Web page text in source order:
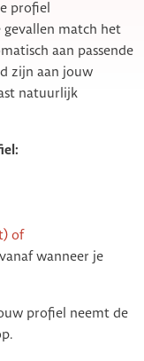
profiel
match het
aan passende
zijn aan jouw
natuurlijk
of
vanaf wanneer je
profiel neemt de